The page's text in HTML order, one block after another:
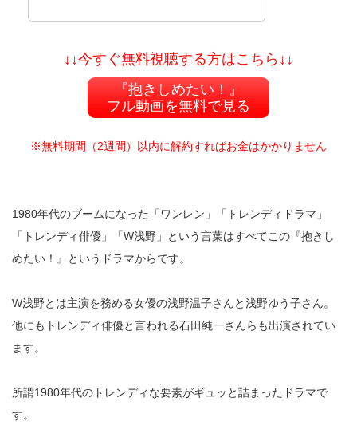
↓↓今すぐ無料視聴する方はこちら↓↓
『抱きしめたい！』
フル動画を無料で見る
※無料期間（2週間）以内に解約すればお金はかかりません
1980年代のブームになった「ワンレン」「トレンディドラマ」
「トレンディ俳優」「W浅野」という言葉はすべてこの『抱きし
めたい！』というドラマからです。
W浅野とは主演を務める女優の浅野温子さんと浅野ゆう子さん。
他にもトレンディ俳優と言われる石田純一さんらも出演されてい
ます。
所謂1980年代のトレンディな要素がギュッと詰まったドラマで
す。